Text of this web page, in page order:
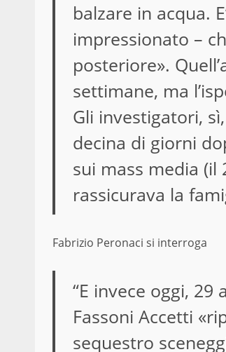
balzare in acqua.
impressionato –
posteriore».
settimane, ma
Gli investigatori,
decina di giorni
sui mass media
rassicurava la
Fabrizio Peronaci si interroga
“E invece oggi, 29
Fassoni Accetti
sequestro